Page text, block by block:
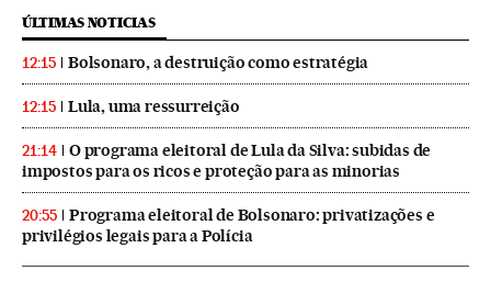
ÚLTIMAS NOTICIAS
12:15 Bolsonaro, a destruição como estratégia
12:15 Lula, uma ressurreição
21:14
O programa eleitoral de Lula da Silva: subidas de
impostos para os ricos e proteção para as minorias
20:55
Programa eleitoral de Bolsonaro: privatizações e
privilégios legais para a Polícia